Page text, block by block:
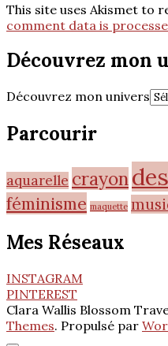
This site uses Akismet to
comment data is
Découvrez mon
Découvrez mon univers
Parcourir
aquarelle crayon
féminisme maquette
Mes Réseaux
INSTAGRAM
PINTEREST
Clara Wallis Blossom
Themes. Propulsé par